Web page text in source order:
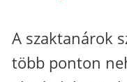
A szaktanárok
több ponton